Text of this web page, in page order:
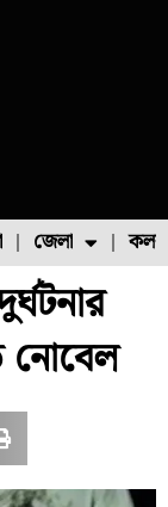
মাছ চাষ
জেলা
উত্তর ২৪ পরগনা
নোবেল